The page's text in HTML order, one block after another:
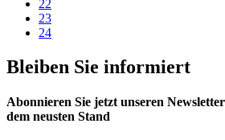
22
23
24
Bleiben Sie informiert
Abonnieren Sie jetzt unseren
dem neusten Stand